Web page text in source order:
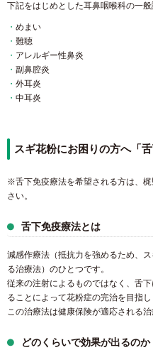
下記をはじめとした耳鼻咽喉科の一般
めまい
難聴
アレルギー性鼻炎
副鼻腔炎
外耳炎
中耳炎
スギ花粉にお困りの方へ「舌
※舌下免疫療法を希望される方は、
さい。
舌下免疫療法とは
減感作療法（抵抗力を強めるため、
る治療法）のひとつです。
従来の注射によるものではなく、舌
ることによって花粉症の完治を目指し
この治療法は健康保険が適応される治
どのくらいで効果が出るのか